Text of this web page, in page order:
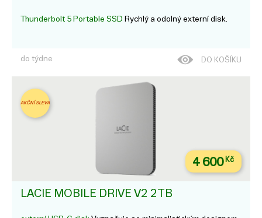
Thunderbolt 5 Portable SSD Rychlý a odolný externí disk.
do týdne DO KOŠÍKU
AKČNÍ SLEVA
4 600Kč
LACIE MOBILE DRIVE V2 2TB